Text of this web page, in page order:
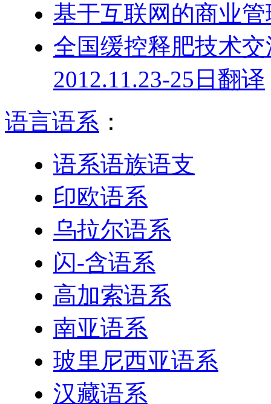
基于互联网的商业
全国缓控释肥技术
2012.11.23-25日翻译
语言语系 ：
语系语族语支
印欧语系
乌拉尔语系
闪-含语系
高加索语系
南亚语系
玻里尼西亚语系
汉藏语系